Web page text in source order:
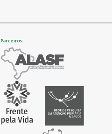
Parceiros: